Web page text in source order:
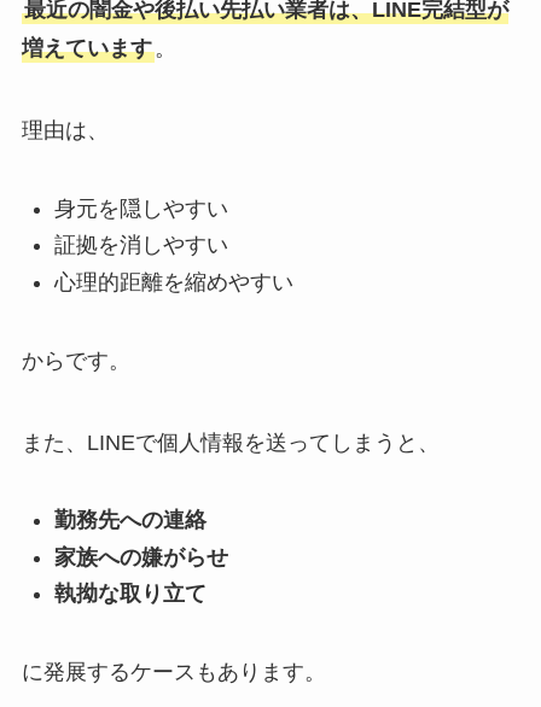
最近の闇金や後払い先払い業者は、LINE完結型が
増えています。
理由は、
身元を隠しやすい
証拠を消しやすい
心理的距離を縮めやすい
からです。
また、LINEで個人情報を送ってしまうと、
勤務先への連絡
家族への嫌がらせ
執拗な取り立て
に発展するケースもあります。